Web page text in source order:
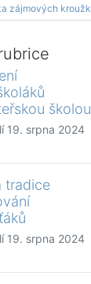
školou
19. srpna 2024
tradice
19. srpna 2024